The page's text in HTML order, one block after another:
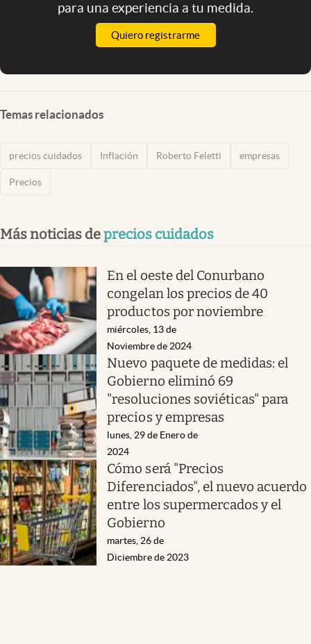
para una experiencia a tu medida.
Quiero registrarme
Temas relacionados
precios cuidados Inflación Roberto Feletti empresas
Precios
Más noticias deprecios cuidados
En el oeste del Conurbano
congelan los precios de 40
productos por noviembre
miércoles, 13 de
Noviembre de 2024
Nuevo paquete de medidas: el
Gobierno eliminó 69
"resoluciones soviéticas" para
precios y empresas
lunes, 29 de Enero de
2024
Cómo será "Precios
Diferenciados", el nuevo acuerdo
entre los supermercados y el
Gobierno
martes, 26 de
Diciembre de 2023